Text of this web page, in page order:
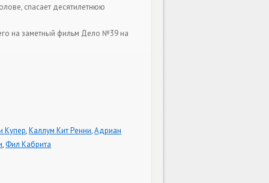
спасает десятилетнюю
на заметный фильм Дело №39 на
Купер,Каллум Кит Ренни,Адриан
,Фил Кабрита